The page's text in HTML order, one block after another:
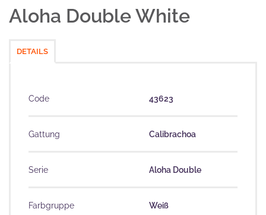
Aloha Double White
DETAILS
Code 43623
Gattung Calibrachoa
Serie Aloha Double
Farbgruppe Weiß